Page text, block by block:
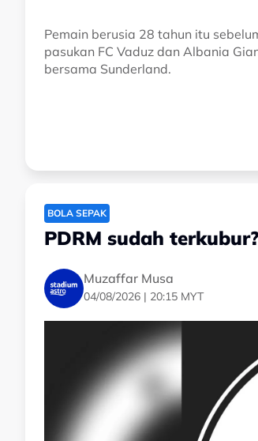
Pemain berusia 28 tahun itu
pasukan FC Vaduz dan Albania
bersama Sunderland.
BOLA SEPAK
PDRM sudah
Muzaffar Musa
04/08/2026 | 20:15 MYT